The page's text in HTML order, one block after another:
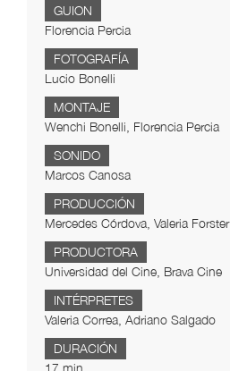
GUION
Florencia Percia
FOTOGRAFÍA
Lucio Bonelli
MONTAJE
Wenchi Bonelli, Florencia Percia
SONIDO
Marcos Canosa
PRODUCCIÓN
Mercedes Córdova, Valeria Forster
PRODUCTORA
Universidad del Cine, Brava Cine
INTÉRPRETES
Valeria Correa, Adriano Salgado
DURACIÓN